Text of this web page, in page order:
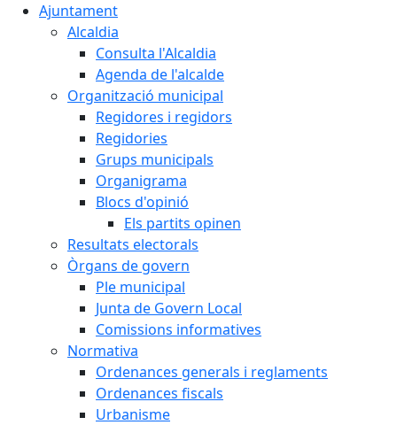
Ajuntament
Alcaldia
Consulta l'Alcaldia
Agenda de l'alcalde
Organització municipal
Regidores i regidors
Regidories
Grups municipals
Organigrama
Blocs d'opinió
Els partits opinen
Resultats electorals
Òrgans de govern
Ple municipal
Junta de Govern Local
Comissions informatives
Normativa
Ordenances generals i reglaments
Ordenances fiscals
Urbanisme